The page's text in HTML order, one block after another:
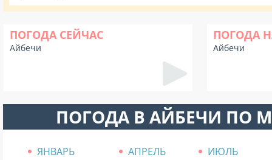
ПОГОДА СЕЙЧАС
Айбечи
ПОГОДА
Айбечи
ПОГОДА В АЙБЕЧИ ПО
ЯНВАРЬ АПРЕЛЬ
ИЮЛЬ